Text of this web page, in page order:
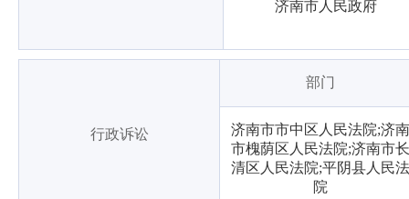
济南市人民政府
行政诉讼
部门
济南市市中区人民法院;济南
市槐荫区人民法院;济南市长
清区人民法院;平阴县人民法
院